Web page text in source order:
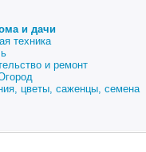
и дачи
техника
и ремонт
цветы, саженцы, семена